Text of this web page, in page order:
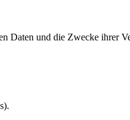
Daten und die Zwecke ihrer